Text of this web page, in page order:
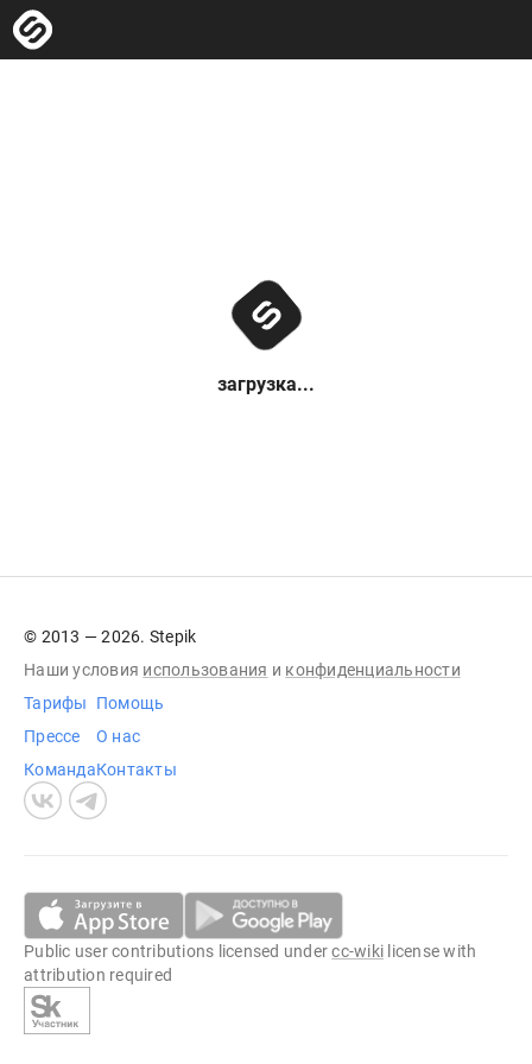
загрузка...
© 2013 — 2026. Stepik
Наши условия использования и конфиденциальности
Тарифы
Прессе
Команда
Помощь
О нас
Контакты
Public user contributions licensed undercc-wiki license with
attribution required